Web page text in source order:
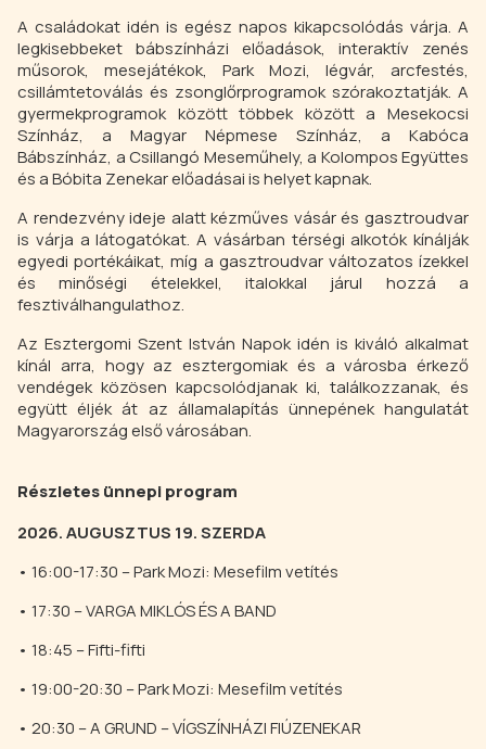
A családokat idén is egész napos kikapcsolódás várja. A
legkisebbeket bábszínházi előadások, interaktív zenés
műsorok, mesejátékok, Park Mozi, légvár, arcfestés,
csillámtetoválás és zsonglőrprogramok szórakoztatják. A
gyermekprogramok között többek között a Mesekocsi
Színház, a Magyar Népmese Színház, a Kabóca
Bábszínház, a Csillangó Meseműhely, a Kolompos Együttes
és a Bóbita Zenekar előadásai is helyet kapnak.
A rendezvény ideje alatt kézműves vásár és gasztroudvar
is várja a látogatókat. A vásárban térségi alkotók kínálják
egyedi portékáikat, míg a gasztroudvar változatos ízekkel
és minőségi ételekkel, italokkal járul hozzá a
fesztiválhangulathoz.
Az Esztergomi Szent István Napok idén is kiváló alkalmat
kínál arra, hogy az esztergomiak és a városba érkező
vendégek közösen kapcsolódjanak ki, találkozzanak, és
együtt éljék át az államalapítás ünnepének hangulatát
Magyarország első városában.
Részletes ünnepi program
2026. AUGUSZTUS 19. SZERDA
• 16:00-17:30 – Park Mozi: Mesefilm vetítés
• 17:30 – VARGA MIKLÓS ÉS A BAND
• 18:45 – Fifti-fifti
• 19:00-20:30 – Park Mozi: Mesefilm vetítés
• 20:30 – A GRUND – VÍGSZÍNHÁZI FIÚZENEKAR